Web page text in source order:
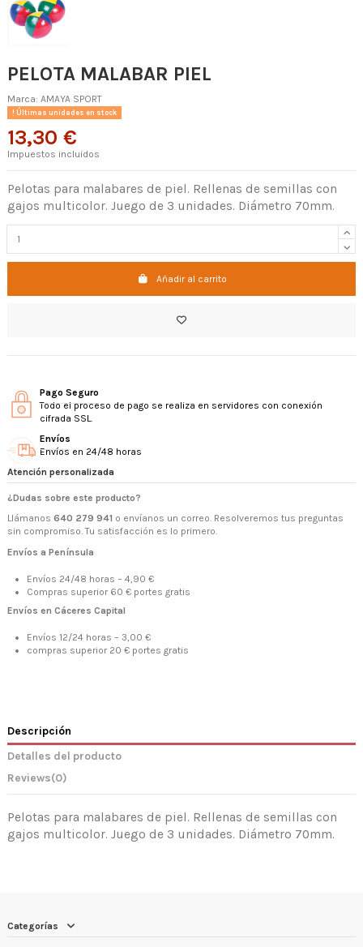
PELOTA MALABAR PIEL
Marca: AMAYA SPORT
Últimas unidades en stock
13,30 €
Impuestos incluidos
Pelotas para malabares de piel. Rellenas de semillas con
gajos multicolor. Juego de 3 unidades. Diámetro 70mm.
Añadir al carrito
Pago Seguro
Todo el proceso de pago se realiza en servidores con conexión
cifrada SSL.
Envíos
Envíos en 24/48 horas
Atención personalizada
¿Dudas sobre este producto?
Llámanos 640 279 941 o envíanos un correo. Resolveremos tus preguntas
sin compromiso. Tu satisfacción es lo primero.
Envíos a Península
Envíos 24/48 horas – 4,90 €
Compras superior 60 € portes gratis
Envíos en Cáceres Capital
Envíos 12/24 horas – 3,00 €
compras superior 20 € portes gratis
Descripción
Detalles del producto
Reviews(0)
Pelotas para malabares de piel. Rellenas de semillas con
gajos multicolor. Juego de 3 unidades. Diámetro 70mm.
Categorías